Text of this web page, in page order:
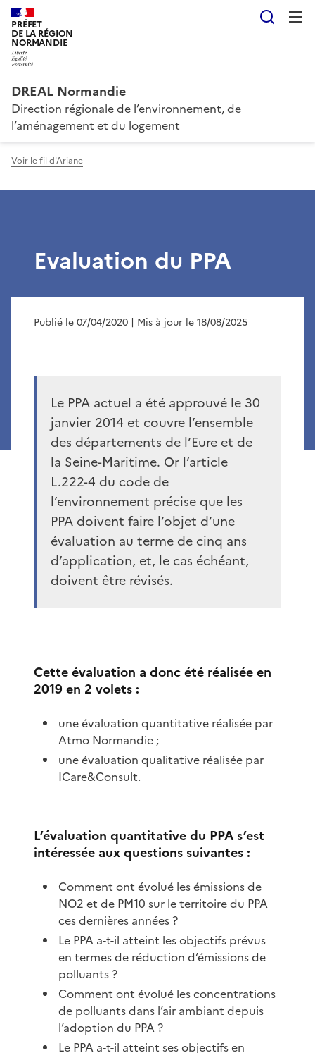
PRÉFET
DE LA RÉGION
NORMANDIE
DREAL Normandie
Direction régionale de l’environnement, de
l’aménagement et du logement
Voir le fil d'Ariane
Evaluation du PPA
Publié le 07/04/2020 | Mis à jour le 18/08/2025
Le PPA actuel a été approuvé le 30
janvier 2014 et couvre l’ensemble
des départements de l’Eure et de
la Seine-Maritime. Or l’article
L.222-4 du code de
l’environnement précise que les
PPA doivent faire l’objet d’une
évaluation au terme de cinq ans
d’application, et, le cas échéant,
doivent être révisés.
Cette évaluation a donc été réalisée en
2019 en 2 volets :
une évaluation quantitative réalisée par
Atmo Normandie ;
une évaluation qualitative réalisée par
ICare&Consult.
L’évaluation quantitative du PPA s’est
intéressée aux questions suivantes :
Comment ont évolué les émissions de
NO2 et de PM10 sur le territoire du PPA
ces dernières années ?
Le PPA a-t-il atteint les objectifs prévus
en termes de réduction d’émissions de
polluants ?
Comment ont évolué les concentrations
de polluants dans l’air ambiant depuis
l’adoption du PPA ?
Le PPA a-t-il atteint ses objectifs en